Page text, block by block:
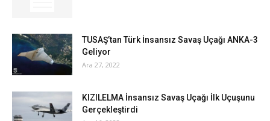
TUSAŞ’tan Türk İnsansız Savaş Uçağı ANKA-3
Geliyor
Ara 27, 2022
KIZILELMA İnsansız Savaş Uçağı İlk Uçuşunu
Gerçekleştirdi